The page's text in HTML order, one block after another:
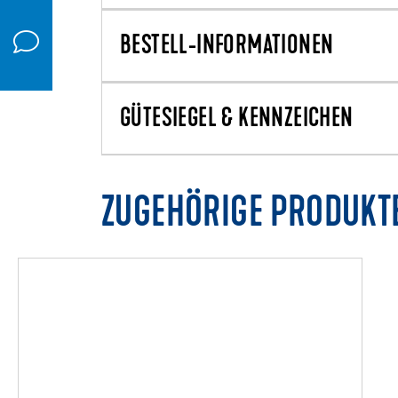
BESTELL-INFORMATIONEN
GÜTESIEGEL & KENNZEICHEN
ZUGEHÖRIGE